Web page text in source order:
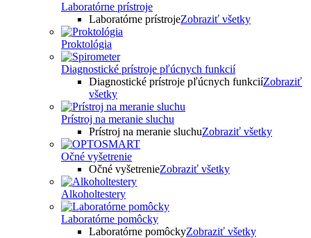
Laboratórne prístroje
Laboratórne prístrojeZobraziť všetky
Proktológia
Diagnostické prístroje pľúcnych funkcií
Diagnostické prístroje pľúcnych funkciíZobraziť
všetky
Prístroj na meranie sluchu
Prístroj na meranie sluchuZobraziť všetky
Očné vyšetrenie
Očné vyšetrenieZobraziť všetky
Alkoholtestery
Laboratórne pomôcky
Laboratórne pomôckyZobraziť všetky